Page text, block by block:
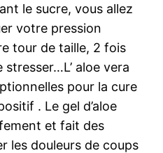
le sucre, vous allez
votre pression
tour de taille, 2 fois
aloe vera
pour la cure
. Le gel d’aloe
et fait des
les douleurs de coups